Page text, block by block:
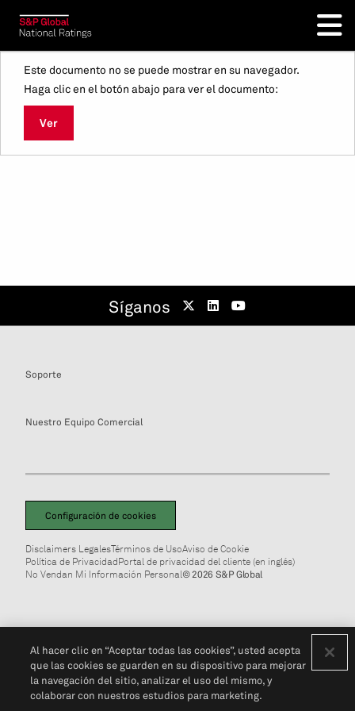
Este documento no se puede mostrar en su navegador.
Haga clic en el botón abajo para ver el documento:
Ver
Síganos
Soporte
Nuestro Equipo Comercial
Configuración de cookies
Disclaimers LegalesTérminos de UsoAviso de Cookie
Política de PrivacidadPortal de privacidad del cliente (en inglés)
No Vendan Mi Información Personal© 2026 S&P Global
Al hacer clic en “Aceptar todas las cookies”, usted acepta
que las cookies se guarden en su dispositivo para mejorar
la navegación del sitio, analizar el uso del mismo, y
colaborar con nuestros estudios para marketing.